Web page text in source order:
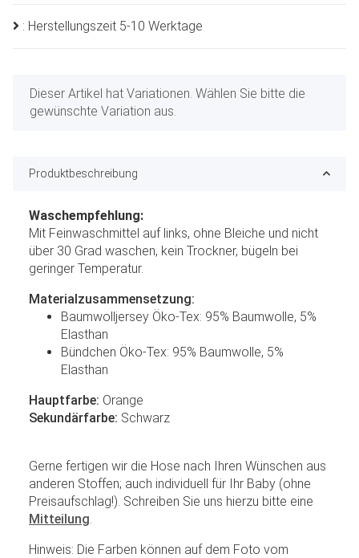
: Herstellungszeit 5-10 Werktage
x
Dieser Artikel hat Variationen. Wählen Sie bitte die
gewünschte Variation aus.
Produktbeschreibung
Waschempfehlung:
Mit Feinwaschmittel auf links, ohne Bleiche und nicht
über 30 Grad waschen, kein Trockner, bügeln bei
geringer Temperatur.
Materialzusammensetzung:
Baumwolljersey Öko-Tex: 95% Baumwolle, 5%
Elasthan
Bündchen Öko-Tex: 95% Baumwolle, 5%
Elasthan
Hauptfarbe: Orange
Sekundärfarbe: Schwarz
Gerne fertigen wir die Hose nach Ihren Wünschen aus
anderen Stoffen; auch individuell für Ihr Baby (ohne
Preisaufschlag!). Schreiben Sie uns hierzu bitte eine
Mitteilung
Hinweis: Die Farben können auf dem Foto vom